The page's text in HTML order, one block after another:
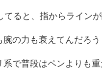
てると、指からライン
腕の力も衰えてんだろ
系で普段はペンよりも